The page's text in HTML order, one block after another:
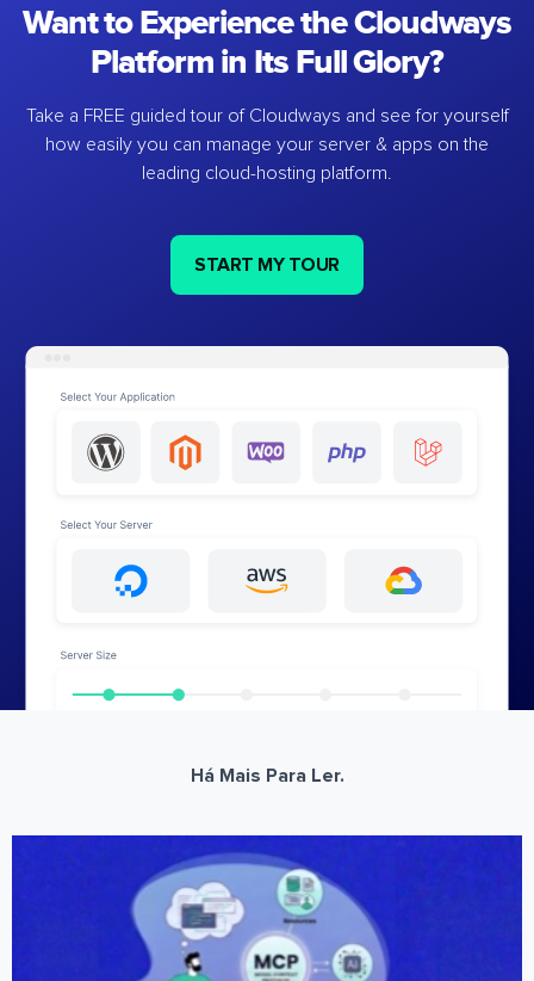
Want to Experience the Cloudways
Platform in Its Full Glory?
Take a FREE guided tour of Cloudways and see for yourself
how easily you can manage your server & apps on the
leading cloud-hosting platform.
START MY TOUR
Há Mais Para Ler.